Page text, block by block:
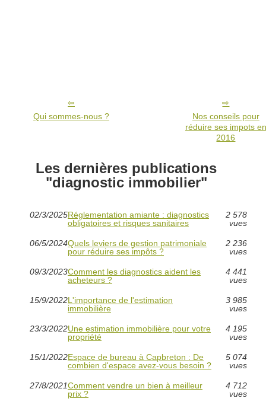
Qui sommes-nous ?
Nos conseils pour
réduire ses impots en
2016
Les dernières publications
"diagnostic immobilier"
02/3/2025Réglementation amiante : diagnostics
obligatoires et risques sanitaires
2 578
vues
06/5/2024Quels leviers de gestion patrimoniale
pour réduire ses impôts ?
2 236
vues
09/3/2023Comment les diagnostics aident les
acheteurs ?
4 441
vues
15/9/2022L'importance de l'estimation
immobilière
3 985
vues
23/3/2022Une estimation immobilière pour votre
propriété
4 195
vues
15/1/2022Espace de bureau à Capbreton : De
combien d'espace avez-vous besoin ?
5 074
vues
27/8/2021Comment vendre un bien à meilleur
prix ?
4 712
vues